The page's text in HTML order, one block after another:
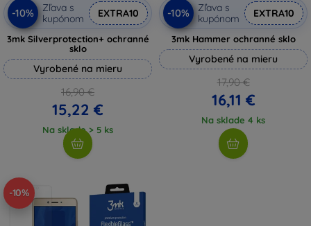
-10%
Zľava s
kupónom
EXTRA10
3mk Silverprotection+ ochranné
sklo
Vyrobené na mieru
16,90 €
15,22 €
Na sklade > 5 ks
-10%
Zľava s
kupónom
EXTRA10
3mk Hammer ochranné sklo
Vyrobené na mieru
17,90 €
16,11 €
Na sklade 4 ks
-10%